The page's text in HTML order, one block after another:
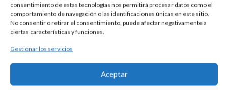
consentimiento de estas tecnologías nos permitirá procesar datos como el
comportamiento de navegación o las identificaciones únicas en este sitio.
No consentir o retirar el consentimiento, puede afectar negativamente a
ciertas características y funciones.
Gestionar los servicios
Aceptar
DESCRIPCIÓN
Rosario de plata de 1 misterio con bolas de 7 mm.